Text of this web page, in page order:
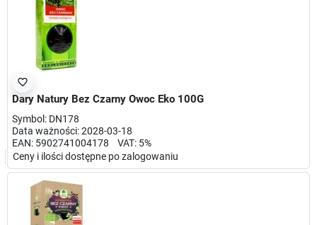
favorite_border
Dary Natury Bez Czarny Owoc Eko 100G
Symbol: DN178
Data ważności: 2028-03-18
EAN: 5902741004178 VAT: 5%
Ceny i ilości dostępne po zalogowaniu